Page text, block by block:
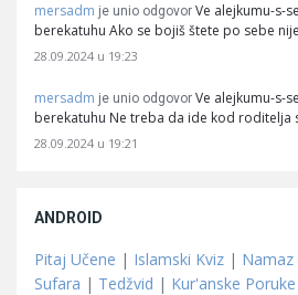
mersadm je unio odgovor Ve alejkumu-s-
berekatuhu Ako se bojiš štete po sebe
28.09.2024 u 19:23
mersadm je unio odgovor Ve alejkumu-s-
berekatuhu Ne treba da ide kod roditelja
28.09.2024 u 19:21
ANDROID
Pitaj Učene | Islamski Kviz |
Sufara | Tedžvid | Kur'anske Poruke